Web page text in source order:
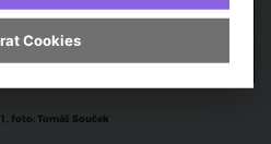
foto:Tomáš Souček
Cookies